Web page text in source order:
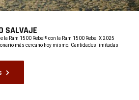
SALVAJE
la Ram 1500 Rebel ® con la Ram 1500 Rebel X 2025
más cercano hoy mismo. Cantidades limitadas